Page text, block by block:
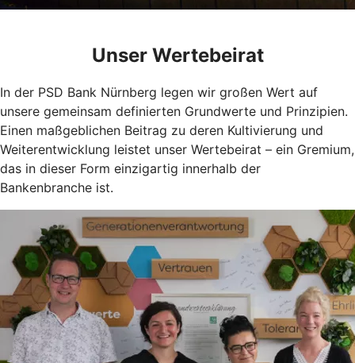
Unser Wertebeirat
In der PSD Bank Nürnberg legen wir großen Wert auf
unsere gemeinsam definierten Grundwerte und Prinzipien.
Einen maßgeblichen Beitrag zu deren Kultivierung und
Weiterentwicklung leistet unser Wertebeirat – ein Gremium,
das in dieser Form einzigartig innerhalb der
Bankenbranche ist.